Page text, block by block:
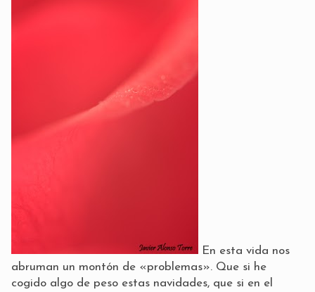
En esta vida nos
abruman un montón de «problemas». Que si he
cogido algo de peso estas navidades, que si en el